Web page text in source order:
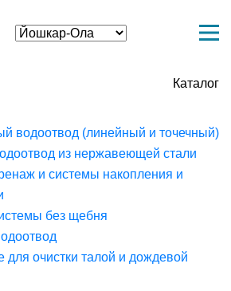
Каталог
водоотвод (линейный и точечный)
из нержавеющей стали
и системы накопления и
без щебня
для очистки талой и дождевой